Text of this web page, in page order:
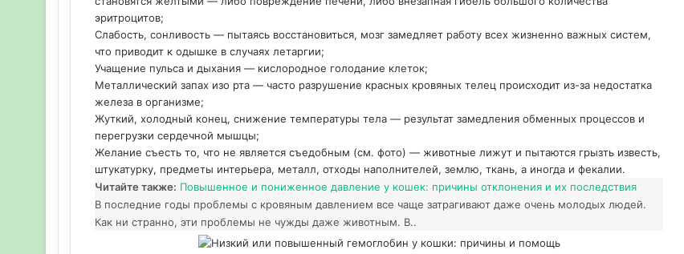
эритроцитов;
Слабость, сонливость — пытаясь восстановиться, мозг замедляет работу всех жизненно важных систем,
что приводит к одышке в случаях летаргии;
Учащение пульса и дыхания — кислородное голодание клеток;
Металлический запах изо рта — часто разрушение красных кровяных телец происходит из-за недостатка
железа в организме;
Жуткий, холодный конец, снижение температуры тела — результат замедления обменных процессов и
перегрузки сердечной мышцы;
Желание съесть то, что не является съедобным (см. фото) — животные лижут и пытаются грызть известь,
штукатурку, предметы интерьера, металл, отходы наполнителей, землю, ткань, а иногда и фекалии.
Читайте также: Повышенное и пониженное давление у кошек: причины отклонения и их последствия
В последние годы проблемы с кровяным давлением все чаще затрагивают даже очень молодых людей.
Как ни странно, эти проблемы не чужды даже животным. В..